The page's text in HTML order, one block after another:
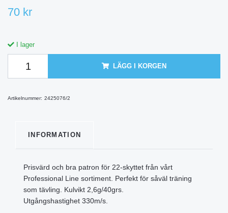
70 kr
I lager
LÄGG I KORGEN
Artikelnummer: 2425076/2
INFORMATION
Prisvärd och bra patron för 22-skyttet från vårt
Professional Line sortiment. Perfekt för såväl träning
som tävling. Kulvikt 2,6g/40grs.
Utgångshastighet 330m/s.